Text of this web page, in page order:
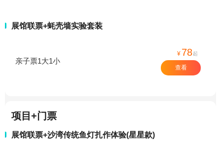
展馆联票+蚝壳墙实验套装
亲子票1大1小
¥ 78起
查看
项目+门票
展馆联票+沙湾传统鱼灯扎作体验(星星款)